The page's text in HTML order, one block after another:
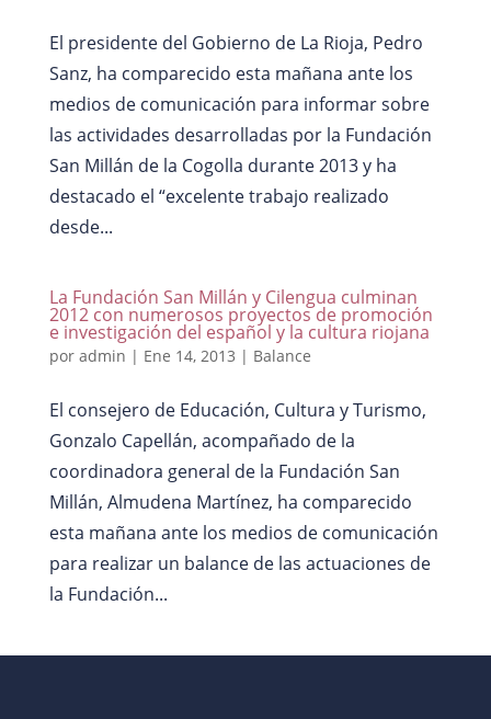
El presidente del Gobierno de La Rioja, Pedro
Sanz, ha comparecido esta mañana ante los
medios de comunicación para informar sobre
las actividades desarrolladas por la Fundación
San Millán de la Cogolla durante 2013 y ha
destacado el “excelente trabajo realizado
desde...
La Fundación San Millán y Cilengua culminan
2012 con numerosos proyectos de promoción
e investigación del español y la cultura riojana
por admin | Ene 14, 2013 | Balance
El consejero de Educación, Cultura y Turismo,
Gonzalo Capellán, acompañado de la
coordinadora general de la Fundación San
Millán, Almudena Martínez, ha comparecido
esta mañana ante los medios de comunicación
para realizar un balance de las actuaciones de
la Fundación...